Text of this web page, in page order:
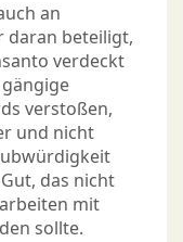
an
daran beteiligt,
verdeckt
verstoßen,
und nicht
das nicht
mit
sollte.